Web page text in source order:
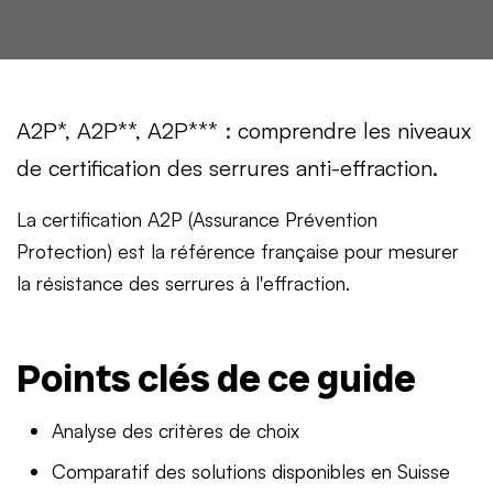
A2P*, A2P**, A2P*** : comprendre les niveaux
de certification des serrures anti-effraction.
La certification A2P (Assurance Prévention
Protection) est la référence française pour mesurer
la résistance des serrures à l'effraction.
Points clés de ce guide
Analyse des critères de choix
Comparatif des solutions disponibles en Suisse